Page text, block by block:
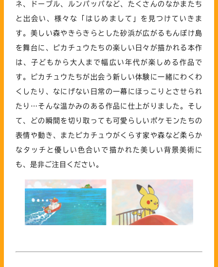
ネ、ドーブル、ルンパッパなど、たくさんのなかまたち
と出会い、様々な「はじめまして」を見つけていきま
す。 美しい森やきらきらとした砂浜が広がるもんぽけ島
を舞台に、ピカチュウたちの楽しい日々が描かれる本作
は、子どもから大人まで幅広い年代が楽しめる作品で
す。 ピカチュウたちが出会う新しい体験に一緒にわくわ
くしたり、なにげない日常の一幕にほっこりとさせられ
たり…そんな温かみのある作品に仕上がりました。 そし
て、どの瞬間を切り取っても可愛らしいポケモンたちの
表情や動き、 またピカチュウがくらす家や森など柔らか
なタッチと優しい色合いで描かれた美しい背景美術に
も、 是非ご注目ください。